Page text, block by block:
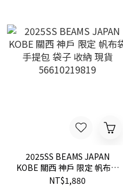
2025SS BEAMS JAPAN
KOBE 關西 神戶 限定 帆布袋
手提包 袋子 收納 現貨
NT$1,880